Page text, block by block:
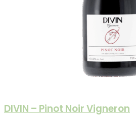
DIVIN – Pinot Noir Vigneron